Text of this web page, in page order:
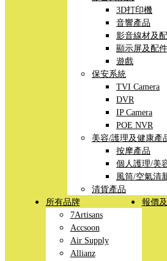
3D打印機
音響產品
影音線材及
顯示屏及配件
遊戲
保安系統
TVI Camera
DVR
IP Camera
POE NVR
美容/護理及健康產
按摩產品
個人護理/美
風筒/空氣清
清貨產品
所有品牌
7Artisans
Accsoon
Air Supply
Allianz
報價